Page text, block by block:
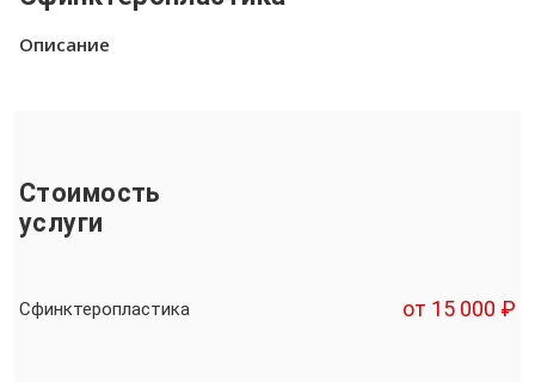
Описание
Стоимость
услуги
Сфинктеропластика от 15 000 ₽